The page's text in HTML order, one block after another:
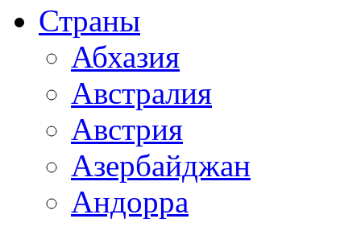
Страны
Абхазия
Австралия
Австрия
Азербайджан
Андорра